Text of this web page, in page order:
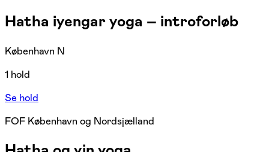
Hatha iyengar yoga – introforløb
København N
1 hold
Se hold
FOF København og Nordsjælland